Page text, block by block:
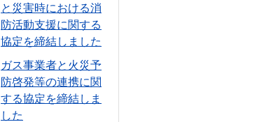
と災害時における消
防活動支援に関する
協定を締結しました
ガス事業者と火災予
防啓発等の連携に関
する協定を締結しま
した